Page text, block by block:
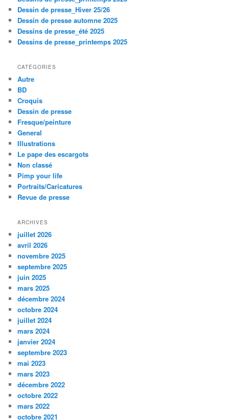
Dessin de presse_Hiver 25/26
Dessin de presse automne 2025
Dessins de presse_été 2025
Dessins de presse_printemps 2025
CATÉGORIES
Autre
BD
Croquis
Dessin de presse
Fresque/peinture
General
Illustrations
Le pape des escargots
Non classé
Pimp your life
Portraits/Caricatures
Revue de presse
ARCHIVES
juillet 2026
avril 2026
novembre 2025
septembre 2025
juin 2025
mars 2025
décembre 2024
octobre 2024
juillet 2024
mars 2024
janvier 2024
septembre 2023
mai 2023
mars 2023
décembre 2022
octobre 2022
mars 2022
octobre 2021